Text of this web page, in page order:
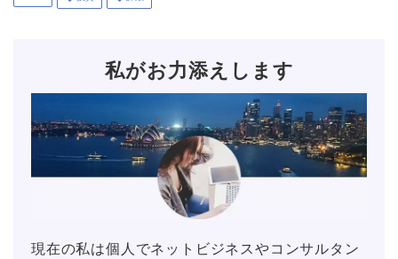
私がお力添えします
現在の私は個人でネットビジネスやコンサルタン